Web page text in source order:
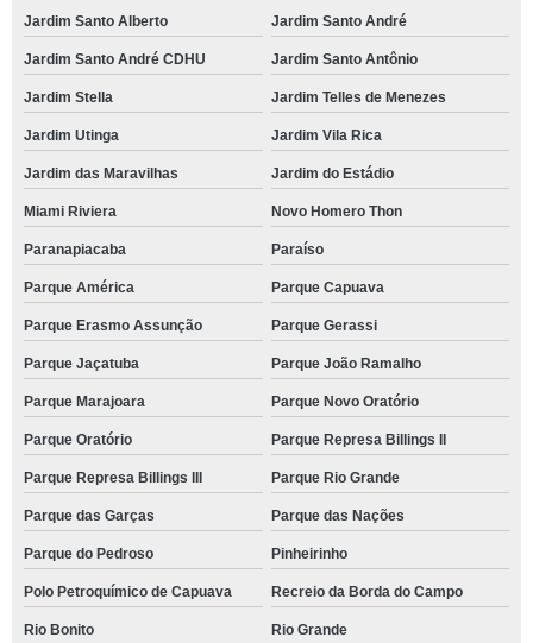
Jardim Santo Alberto Jardim Santo André
Jardim Santo André CDHU Jardim Santo Antônio
Jardim Stella Jardim Telles de Menezes
Jardim Utinga Jardim Vila Rica
Jardim das Maravilhas Jardim do Estádio
Miami Riviera Novo Homero Thon
Paranapiacaba Paraíso
Parque América Parque Capuava
Parque Erasmo Assunção Parque Gerassi
Parque Jaçatuba Parque João Ramalho
Parque Marajoara Parque Novo Oratório
Parque Oratório Parque Represa Billings II
Parque Represa Billings III Parque Rio Grande
Parque das Garças Parque das Nações
Parque do Pedroso Pinheirinho
Polo Petroquímico de Capuava Recreio da Borda do Campo
Rio Bonito Rio Grande